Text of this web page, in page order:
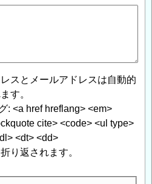
スとメールアドレスは自動的
す。
: <a href hreflang> <em>
cite> <code> <ul type>
<dt> <dd>
り返されます。